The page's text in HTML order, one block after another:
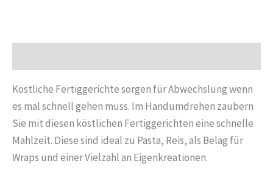
Köstliche Fertiggerichte sorgen für Abwechslung wenn
es mal schnell gehen muss. Im Handumdrehen zaubern
Sie mit diesen köstlichen Fertiggerichten eine schnelle
Mahlzeit. Diese sind ideal zu Pasta, Reis, als Belag für
Wraps und einer Vielzahl an Eigenkreationen.